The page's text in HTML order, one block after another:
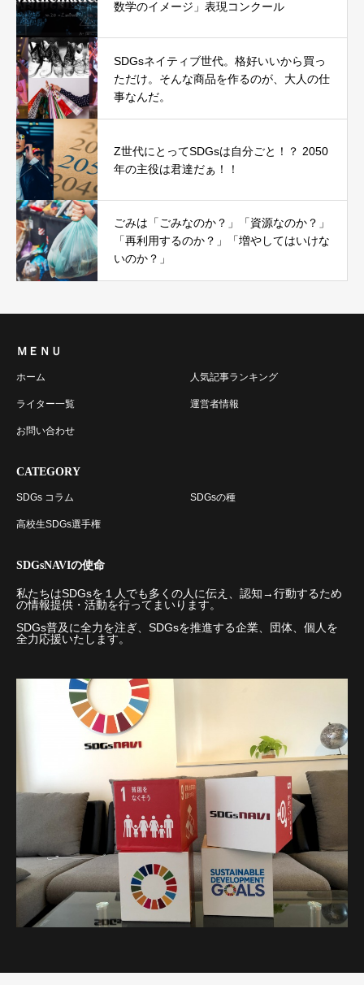
数学のイメージ」表現コンクール
SDGsネイティブ世代。格好いいから買っ
ただけ。そんな商品を作るのが、大人の仕
事なんだ。
Z世代にとってSDGsは自分ごと！？ 2050
年の主役は君達だぁ！！
ごみは「ごみなのか？」「資源なのか？」
「再利用するのか？」「増やしてはいけな
いのか？」
ＭＥＮＵ
ホーム 人気記事ランキング
ライター一覧 運営者情報
お問い合わせ
CATEGORY
SDGs コラム SDGsの種
高校生SDGs選手権
SDGsNAVIの使命
私たちはSDGsを１人でも多くの人に伝え、認知→行動するため
の情報提供・活動を行ってまいります。
SDGs普及に全力を注ぎ、SDGsを推進する企業、団体、個人を
全力応援いたします。